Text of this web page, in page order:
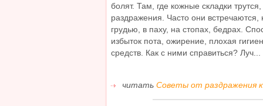
болят. Там, где кожные складки
раздражения. Часто они
грудью, в паху, на стопах, бедрах.
избыток пота, ожирение, плохая
средств. Как с ними справиться? Луч...
читать Советы от раздражения